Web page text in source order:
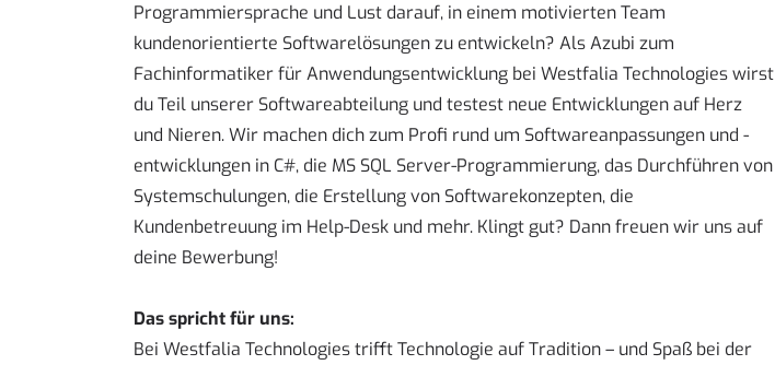
Programmiersprache und Lust darauf, in einem motivierten Team
kundenorientierte Softwarelösungen zu entwickeln? Als Azubi zum
Fachinformatiker für Anwendungsentwicklung bei Westfalia Technologies wirst
du Teil unserer Softwareabteilung und testest neue Entwicklungen auf Herz
und Nieren. Wir machen dich zum Profi rund um Softwareanpassungen und -
entwicklungen in C#, die MS SQL Server-Programmierung, das Durchführen von
Systemschulungen, die Erstellung von Softwarekonzepten, die
Kundenbetreuung im Help-Desk und mehr. Klingt gut? Dann freuen wir uns auf
deine Bewerbung!
Das spricht für uns:
Bei Westfalia Technologies trifft Technologie auf Tradition – und Spaß bei der